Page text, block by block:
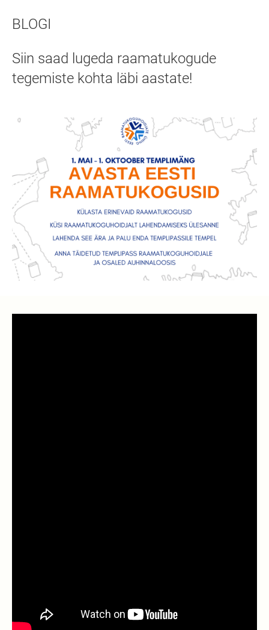
BLOGI
Siin saad lugeda raamatukogude
tegemiste kohta läbi aastate!